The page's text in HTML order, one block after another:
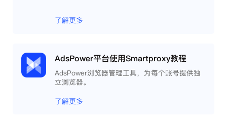
了解更多
AdsPower平台使用Smartproxy教程
AdsPower浏览器管理工具，为每个账号提供独
立浏览器。
了解更多